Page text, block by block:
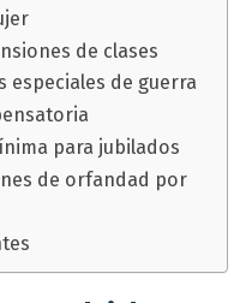
de clases
especiales de guerra
para jubilados
de orfandad por